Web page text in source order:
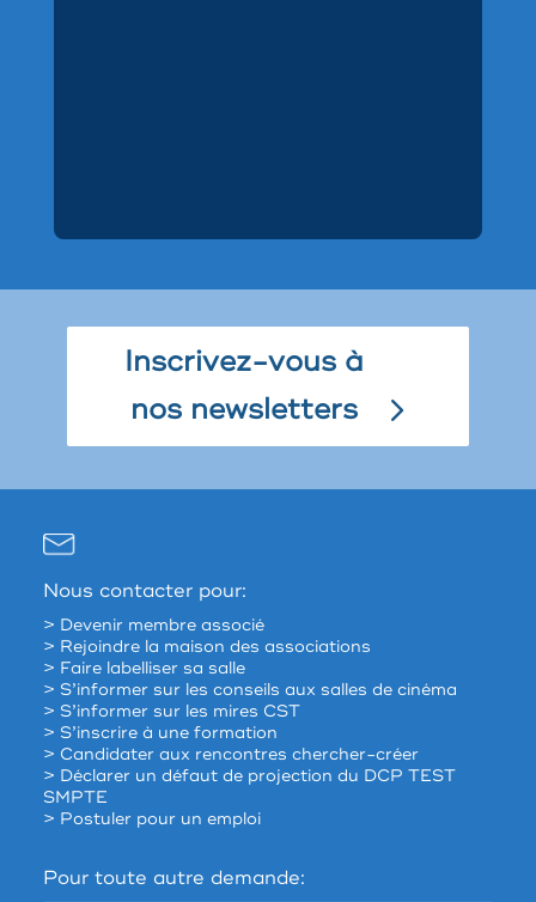
Inscrivez-vous à
nos newsletters
Nous contacter pour:
> Devenir membre associé
> Rejoindre la maison des associations
> Faire labelliser sa salle
> S’informer sur les conseils aux salles de cinéma
> S’informer sur les mires CST
> S’inscrire à une formation
> Candidater aux rencontres chercher-créer
> Déclarer un défaut de projection du DCP TEST
SMPTE
> Postuler pour un emploi
Pour toute autre demande: